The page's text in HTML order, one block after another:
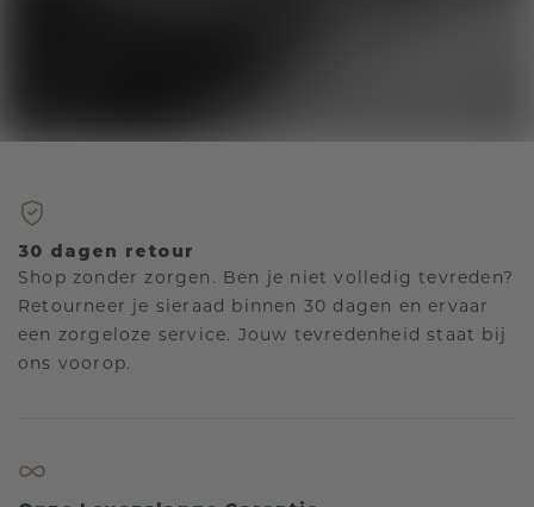
30 dagen retour
Shop zonder zorgen. Ben je niet volledig tevreden?
Retourneer je sieraad binnen 30 dagen en ervaar
een zorgeloze service. Jouw tevredenheid staat bij
ons voorop.